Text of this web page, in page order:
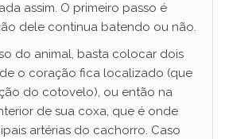
d
e
o
assim. O primeiro passo é
dele continua batendo ou não.
do animal, basta colocar dois
o coração fica localizado (que
do cotovelo), ou então na
de sua coxa, que é onde
artérias do cachorro. Caso